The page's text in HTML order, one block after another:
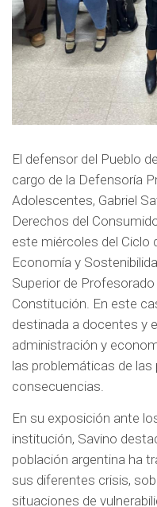
El defensor del Pueblo
cargo de la Defensoría
Adolescentes, Gabriel
Derechos del
este miércoles del Ciclo
Economía y
Superior de Profesorado
Constitución. En este
destinada a docentes y
administración y
las problemáticas de
consecuencias.
En su exposición ante
institución, Savino
población argentina ha
sus diferentes crisis,
situaciones de